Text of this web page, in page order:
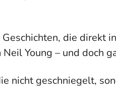
die direkt
Young – und doch
nicht geschniegelt,